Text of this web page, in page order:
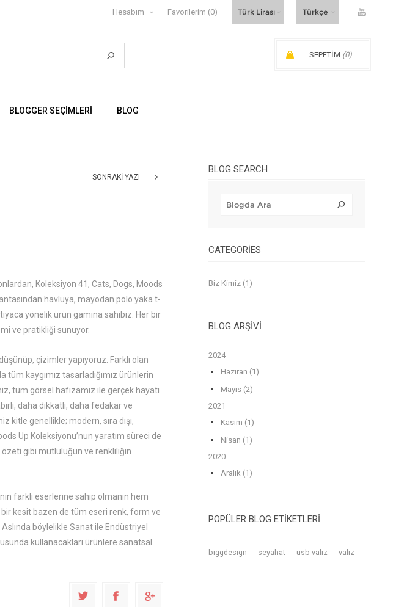
Hesabım Favorilerim (0)
SEPETIM (0)
BLOGGER SEÇIMLERI BLOG
SONRAKI YAZI
Koleksiyon 41, Cats, Dogs, Moods
havluya, mayodan polo yaka t-
yönelik ürün gamına sahibiz. Her bir
ve pratikliği sunuyor.
çizimler yapıyoruz. Farklı olan
kaygımız tasarladığımız ürünlerin
tüm görsel hafızamız ile gerçek hayatı
daha dikkatli, daha fedakar ve
kitle genellikle; modern, sıra dışı,
Up Koleksiyonu’nun yaratım süreci de
özeti gibi mutluluğun ve renkliliğin
farklı eserlerine sahip olmanın hem
kesit bazen de tüm eseri renk, form ve
böylelikle Sanat ile Endüstriyel
kullanacakları ürünlere sanatsal
BLOG SEARCH
CATEGORIES
Biz Kimiz (1)
BLOG ARŞIVI
2024
Haziran (1)
Mayıs (2)
2021
Kasım (1)
Nisan (1)
2020
Aralık (1)
POPÜLER BLOG ETIKETLERI
biggdesign seyahat usb valiz valiz